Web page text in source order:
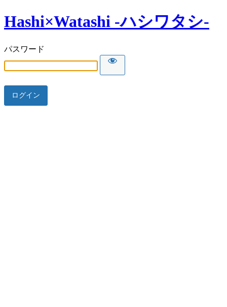
Hashi×Watashi -ハシワタシ-
パスワード